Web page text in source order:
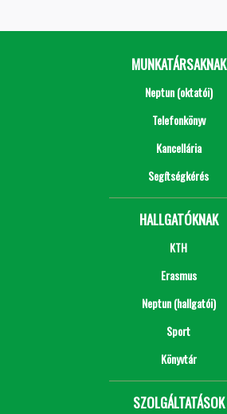
MUNKATÁRSAKNAK
Neptun (oktatói)
Telefonkönyv
Kancellária
Segítségkérés
HALLGATÓKNAK
KTH
Erasmus
Neptun (hallgatói)
Sport
Könyvtár
SZOLGÁLTATÁSOK